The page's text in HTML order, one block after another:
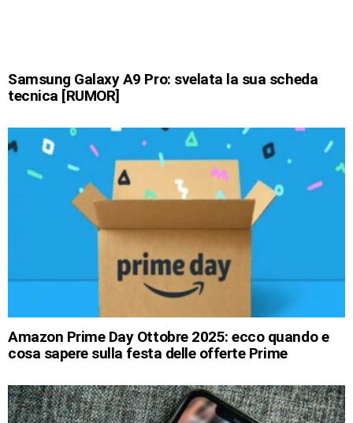
Samsung Galaxy A9 Pro: svelata la sua scheda
tecnica [RUMOR]
Amazon Prime Day Ottobre 2025: ecco quando e
cosa sapere sulla festa delle offerte Prime